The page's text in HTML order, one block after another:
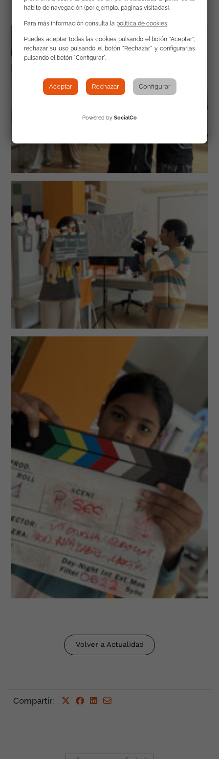
Volver a Actualidad
Compartir:
hábito de navegación (por ejemplo, páginas visitadas).
Para más información consulta la política de cookies.
Puedes aceptar todas las cookies pulsando el botón "Aceptar",
rechazar su uso pulsando el botón "Rechazar" y configurarlas
pulsando el botón "Configurar".
Aceptar Rechazar Configurar
Powered by SocialCo